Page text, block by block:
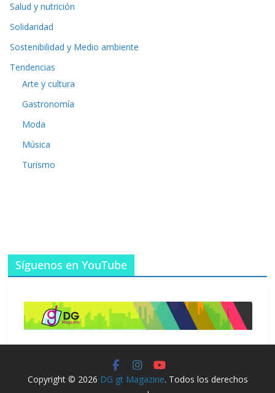
Salud y nutrición
Solidaridad
Sostenibilidad y Medio ambiente
Tendencias
Arte y cultura
Gastronomía
Moda
Música
Turismo
Síguenos en YouTube
Copyright © 2026 DG gt Magazine. Todos los derechos